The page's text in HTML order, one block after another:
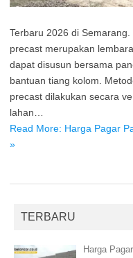
Terbaru 2026 di
precast merupakan
dapat disusun bersama
bantuan tiang kolom.
precast dilakukan secara
lahan…
Read More: Harga Pagar
»
TERBARU
Harga